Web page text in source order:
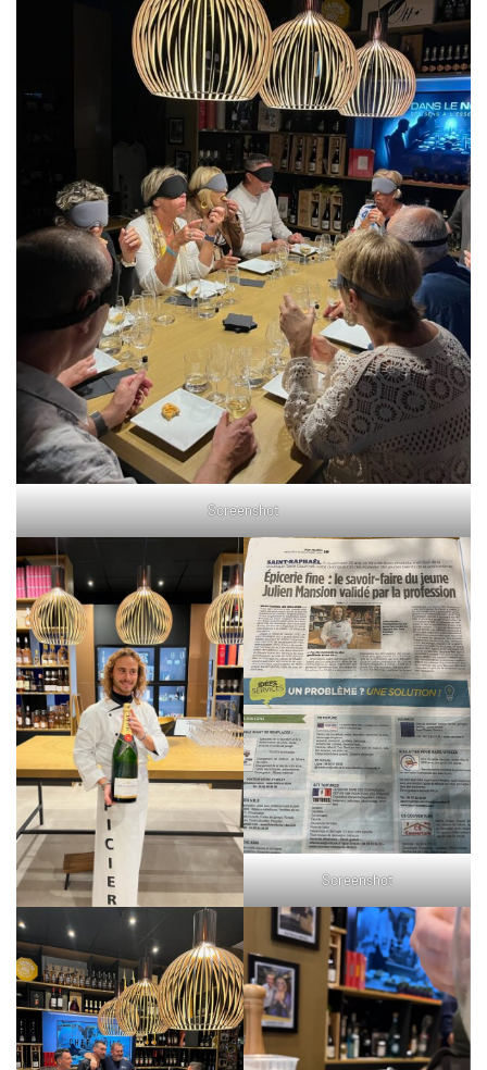
Screenshot
Screenshot